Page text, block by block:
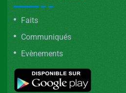
Faits
Communiqués
Evènements